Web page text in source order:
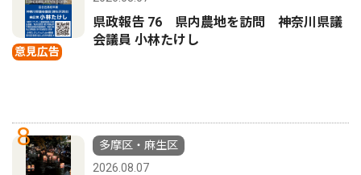
意見広告
県政報告 76 県内農地を訪問 神奈川県議
会議員 小林たけし
8
多摩区・麻生区
2026.08.07